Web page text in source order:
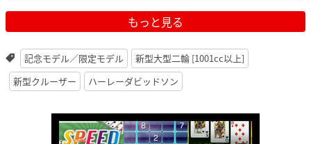
もっと見る
記念モデル／限定モデル
新型大型二輪 [1001cc以上]
新型クルーザー
ハーレーダビッドソン